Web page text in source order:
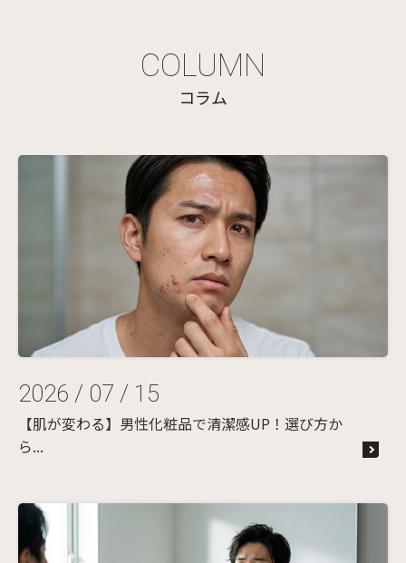
COLUMN
コラム
2026 / 07 / 15
【肌が変わる】男性化粧品で清潔感UP！選び方か
ら...